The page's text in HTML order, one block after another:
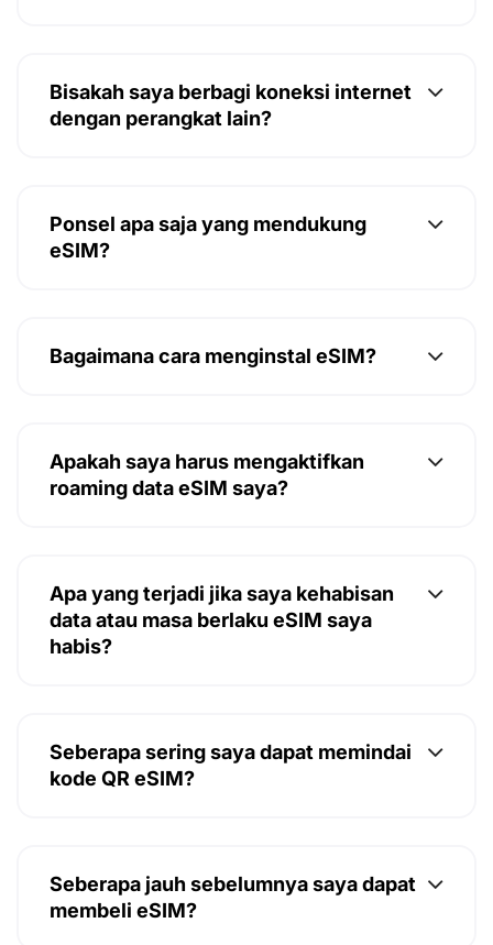
Bisakah saya berbagi koneksi internet
dengan perangkat lain?
Ponsel apa saja yang mendukung
eSIM?
Bagaimana cara menginstal eSIM?
Apakah saya harus mengaktifkan
roaming data eSIM saya?
Apa yang terjadi jika saya kehabisan
data atau masa berlaku eSIM saya
habis?
Seberapa sering saya dapat memindai
kode QR eSIM?
Seberapa jauh sebelumnya saya dapat
membeli eSIM?